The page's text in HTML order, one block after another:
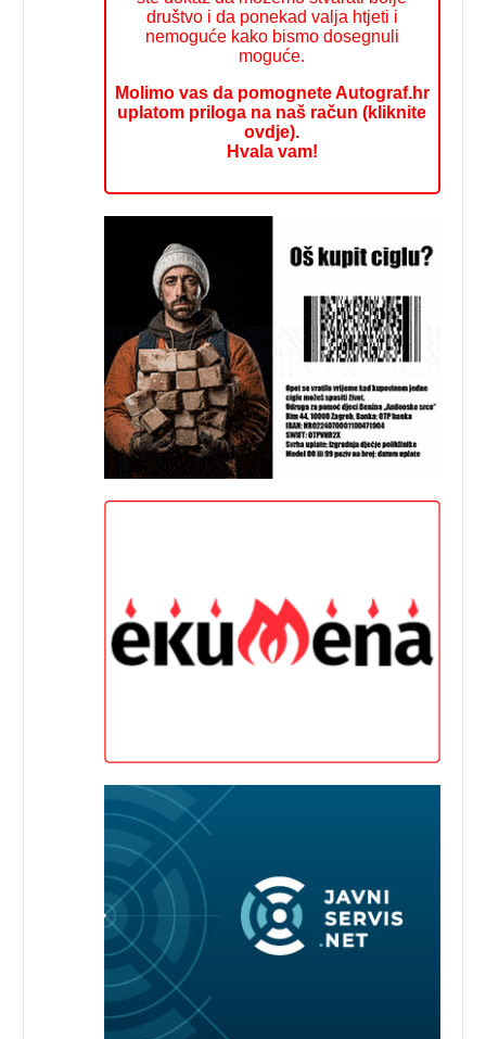
društvo i da ponekad valja htjeti i
nemoguće kako bismo dosegnuli
moguće.
Molimo vas da pomognete Autograf.hr
uplatom priloga na naš račun (kliknite
ovdje).
Hvala vam!